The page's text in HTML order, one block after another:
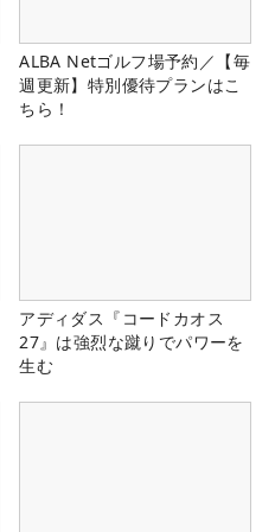
ALBA Netゴルフ場予約／【毎
週更新】特別優待プランはこ
ちら！
アディダス『コードカオス
27』は強烈な蹴りでパワーを
生む